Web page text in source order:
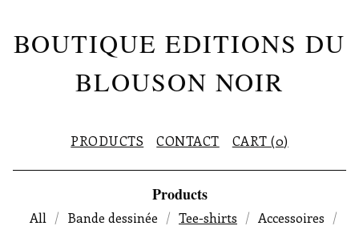
BOUTIQUE EDITIONS DU
BLOUSON NOIR
PRODUCTS CONTACT CART (0)
Products
All Bande dessinée Tee-shirts
Accessoires